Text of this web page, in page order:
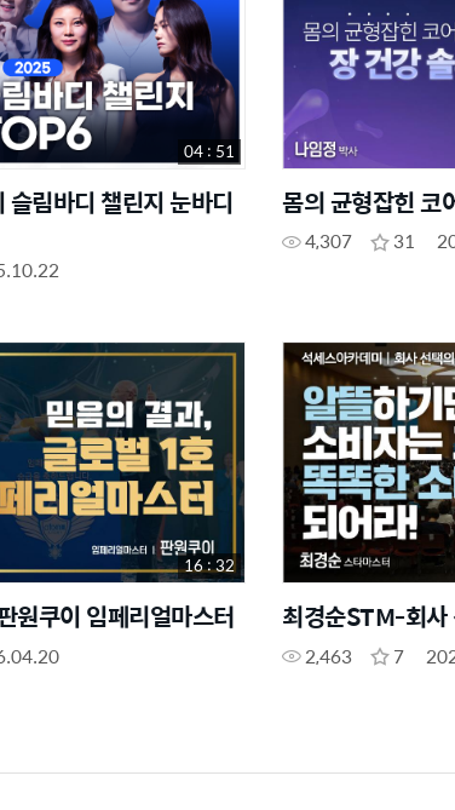
림바디 챌린지 눈바디
04 : 51
몸의 균형잡힌 코
4,307 31
쿠이 임페리얼마스터
16 : 32
최경순STM-회사
2,463 7